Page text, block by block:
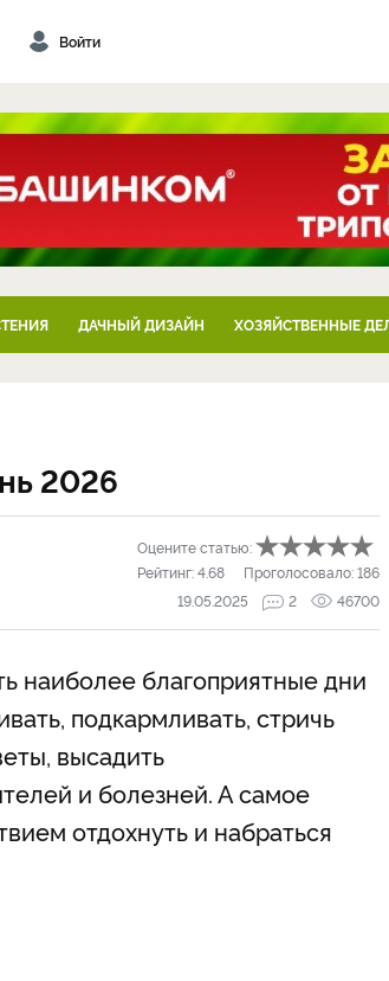
Войти
ДАЧНЫЙ ДИЗАЙН ХОЗЯЙСТВЕННЫЕ
2026
Оцените статью:
Рейтинг:4.68 Проголосовало:186
19.05.2025
2 46700
наиболее благоприятные дни
подкармливать, стричь
высадить
и болезней. А самое
отдохнуть и набраться